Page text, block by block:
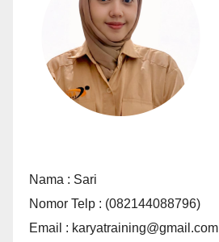
Nama : Sari
Nomor Telp : (082144088796)
Email : karyatraining@gmail.com